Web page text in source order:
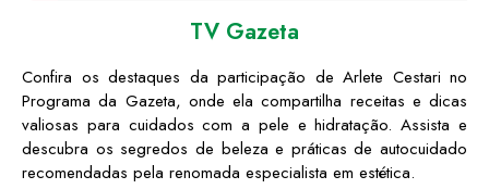
TV Gazeta
Confira os destaques da participação de Arlete Cestari no
Programa da Gazeta, onde ela compartilha receitas e dicas
valiosas para cuidados com a pele e hidratação. Assista e
descubra os segredos de beleza e práticas de autocuidado
recomendadas pela renomada especialista em estética.